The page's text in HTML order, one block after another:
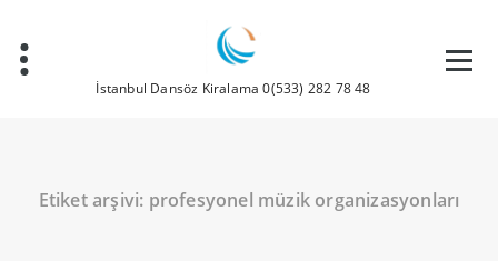
İstanbul Dansöz Kiralama 0(533) 282 78 48
Etiket arşivi: profesyonel müzik organizasyonları